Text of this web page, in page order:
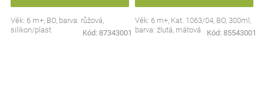
Věk: 6 m+, BO, barva: růžová,
silikon/plast
Kód: 87343001
Věk: 6 m+, Kat. 1063/04, BO, 300ml,
barva: žlutá, mátová
Kód: 85543001